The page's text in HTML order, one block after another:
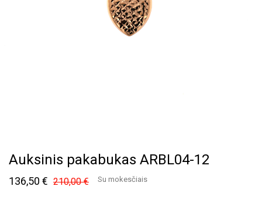
Auksinis pakabukas ARBL04-12
136,50 € 210,00 € Su mokesčiais